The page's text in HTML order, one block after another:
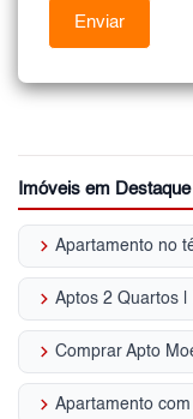
Imóveis em Destaque
keyboard_arrow_right Apartamento no
keyboard_arrow_right Aptos 2 Quartos |
keyboard_arrow_right Comprar Apto
keyboard_arrow_right